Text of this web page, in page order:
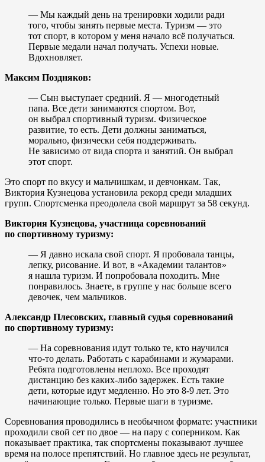
— Мы каждый день на тренировки ходили ради
того, чтобы занять первые места. Туризм — это
тот спорт, в котором у меня начало всё получаться.
Первые медали начал получать. Успехи новые.
Вдохновляет.
Максим Поздняков:
— Сын выступает средний. Я — многодетный
папа. Все дети занимаются спортом. Вот,
он выбрал спортивный туризм. Физическое
развитие, то есть. Дети должны заниматься,
морально, физически себя поддерживать.
Не зависимо от вида спорта и занятий. Он выбрал
этот спорт.
Это спорт по вкусу и мальчишкам, и девчонкам. Так,
Виктория Кузнецова установила рекорд среди младших
групп. Спортсменка преодолела свой маршрут за 58 секунд.
Виктория Кузнецова, участница соревнований
по спортивному туризму:
— Я давно искала свой спорт. Я пробовала танцы,
лепку, рисование. И вот, в «Академии талантов»
я нашла туризм. И попробовала походить. Мне
понравилось. Знаете, в группе у нас больше всего
девочек, чем мальчиков.
Александр Плесовских, главный судья соревнований
по спортивному туризму:
— На соревнования идут только те, кто научился
что-то делать. Работать с карабинами и жумарами.
Ребята подготовлены неплохо. Все проходят
дистанцию без каких-либо задержек. Есть такие
дети, которые идут медленно. Но это 8-9 лет. Это
начинающие только. Первые шаги в туризме.
Соревнования проводились в необычном формате: участники
проходили свой сет по двое — на пару с соперником. Как
показывает практика, так спортсмены показывают лучшее
время на полосе препятствий. Но главное здесь не результат,